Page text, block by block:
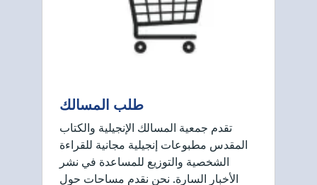
طلب المسالك
تقدم جمعية المسالك الإنجيلية والكتاب
المقدس مطبوعات إنجيلية مجانية للقراءة
الشخصية والتوزيع للمساعدة في نشر
الأخبار السارة. نحن نقدم مساحات حول